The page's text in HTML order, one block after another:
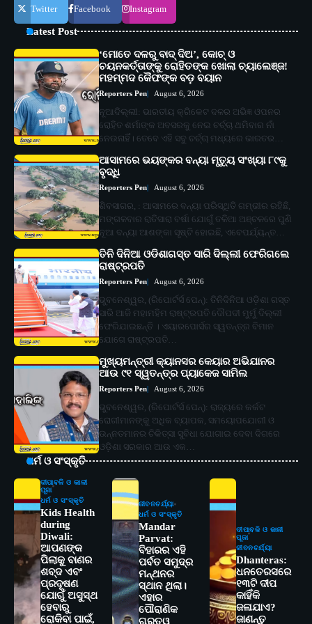
Twitter Facebook Instagram
Latest Post
‘ମୋତେ ଦଳରୁ ବାଦ୍ ଦିଅ’, କୋଚ୍ ଓ
ଚୟନକର୍ତ୍ତାଙ୍କୁ ରୋହିତଙ୍କ ଖୋଲା ଚ୍ୟାଲେଞ୍ଜ!
ମହମ୍ମଦ କୈଫଙ୍କ ବଡ଼ ବୟାନ
Reporters Pen August 6, 2026
ନୂଆଦିଲ୍ଲୀ: ଭାରତୀୟ କ୍ରିକେଟ ଦଳର ଅଭିଜ୍ଞ ଓପନର
ରୋହିତ ଶର୍ମାଙ୍କ ଅବସରକୁ ନେଇ ଚର୍ଚ୍ଚା ଥମିବାର ନାଁ
ନେଉନାହିଁ। ତେବେ ଏହି ସବୁ ଚର୍ଚ୍ଚା ମଧ୍ୟରେ ଭାରତର…
ଆସାମରେ ଭୟଙ୍କର ବନ୍ୟା ମୃତ୍ୟୁ ସଂଖ୍ୟା ୮୯କୁ
ବୃଦ୍ଧି
Reporters Pen August 6, 2026
ଶିବସାଗର, : ଆସାମରେ ବନ୍ୟା ପରିସ୍ଥିତି ଗମ୍ଭୀର ରହିଛି,
ମଙ୍ଗଳବାର ରାତିସାରା ବର୍ଷା ଯୋଗୁଁ ତଳିଆ ଅଞ୍ଚଳରେ ପୁଣି
ନୂଆ ବନ୍ୟା ଆଶଙ୍କା ସୃଷ୍ଟି ହୋଇଛି, ଏବେପର୍ଯ୍ୟନ୍ତ…
ତିନି ଦିନିଆ ଓଡିଶାଗସ୍ତ ସାରି ଦିଲ୍ଲୀ ଫେରିଗଲେ
ରାଷ୍ଟ୍ରପତି
Reporters Pen August 6, 2026
ଭୁବନେଶ୍ୱର, (ରିପୋର୍ଟର୍ସ ପେନ୍‌): ତିନିଦିନିଆ ଓଡ଼ିଶା ଗସ୍ତ
ସାରି ଆଜି ମହାମହିମ ରାଷ୍ଟ୍ରପତି ଦୌପଦୀ ମୁର୍ମୁ ଦିଲ୍ଲୀ
ଫେରିଯାଇଛନ୍ତି । ଏୟାରପୋର୍ସର ସ୍ୱତନ୍ତ୍ର ବିମାନ
ଯୋଗେ ରାଷ୍ଟ୍ରପତି…
ମୁଖ୍ୟମନ୍ତ୍ରୀ କ୍ୟାନସର କେୟାର ଅଭିଯାନର
ଆଉ ୯୧ ସ୍ୱତନ୍ତ୍ର ପ୍ୟାକେଜ ସାମିଲ
Reporters Pen August 6, 2026
ଭୁବନେଶ୍ୱର, (ରିପୋର୍ଟର୍ସ ପେନ୍‌): ରାଜ୍ୟରେ କର୍କଟ
ରୋଗୀମାନଙ୍କୁ ଅଧିକ ବ୍ୟାପକ, ସମୟୋପଯୋଗୀ ଓ
ଉନ୍ନତମାନର ଚିକିତ୍ସା ସୁବିଧା ଯୋଗାଇ ଦେବା ଦିଗରେ
ଓଡ଼ିଶା ସରକାର ଆଉ ଏକ…
ଧର୍ମ ଓ ସଂସ୍କୃତି
ଦୀପାବଳି ଓ କାଳୀ
ପୂଜା
ଧର୍ମ ଓ ସଂସ୍କୃତି
Kids Health
during
Diwali:
ଆପଣଙ୍କ
ପିଲାକୁ ବାଣର
ଶବ୍ଦ ଏବଂ
ପ୍ରଦୂଷଣ
ଯୋଗୁଁ ଅସୁସ୍ଥ
ହେବାରୁ
ରୋକିବା ପାଇଁ,
ଜୀବନଚର୍ଯ୍ୟା
ଧର୍ମ ଓ ସଂସ୍କୃତି
Mandar
Parvat:
ବିହାରର ଏହି
ପର୍ବତ ସମୁଦ୍ର
ମନ୍ଥନର
ସ୍ଥାନ ଥିଲା।
ଏହାର
ପୌରାଣିକ
ଗୁରୁତ୍ୱ
ଦୀପାବଳି ଓ କାଳୀ
ପୂଜା
ଜୀବନଚର୍ଯ୍ୟା
Dhanteras:
ଧନତେରସରେ
୧୩ଟି ଦୀପ
କାହିଁକି
ଜଳାଯାଏ?
ଜାଣନ୍ତୁ